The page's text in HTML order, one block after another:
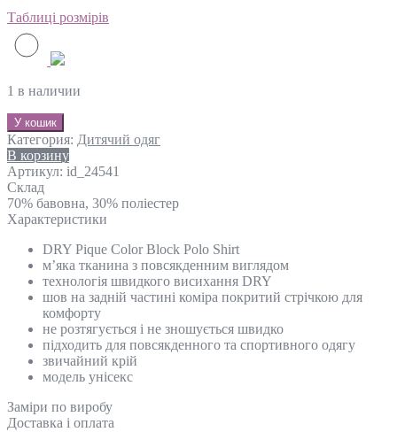
Таблиці розмірів
1 в наличии
У кошик
Категория: Дитячий одяг
В корзину
Артикул: id_24541
Склад
70% бавовна, 30% поліестер
Характеристики
DRY Pique Color Block Polo Shirt
м’яка тканина з повсякденним виглядом
технологія швидкого висихання DRY
шов на задній частині коміра покритий стрічкою для
комфорту
не розтягується і не зношується швидко
підходить для повсякденного та спортивного одягу
звичайний крій
модель унісекс
Замiри по виробу
Доставка і оплата